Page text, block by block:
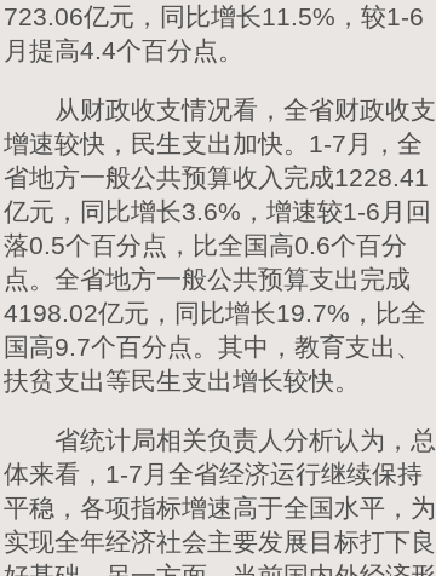
723.06亿元，同比增长11.5%，较1-6
月提高4.4个百分点。
从财政收支情况看，全省财政收支
增速较快，民生支出加快。1-7月，全
省地方一般公共预算收入完成1228.41
亿元，同比增长3.6%，增速较1-6月回
落0.5个百分点，比全国高0.6个百分
点。全省地方一般公共预算支出完成
4198.02亿元，同比增长19.7%，比全
国高9.7个百分点。其中，教育支出、
扶贫支出等民生支出增长较快。
省统计局相关负责人分析认为，总
体来看，1-7月全省经济运行继续保持
平稳，各项指标增速高于全国水平，为
实现全年经济社会主要发展目标打下良